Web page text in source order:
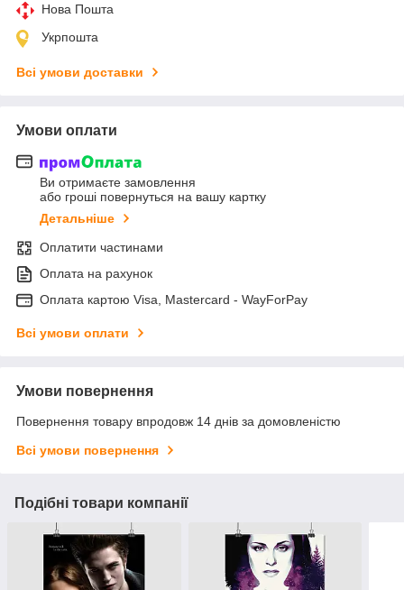
Нова Пошта
Укрпошта
Всі умови доставки
Умови оплати
Ви отримаєте замовлення
або гроші повернуться на вашу картку
Детальніше
Оплатити частинами
Оплата на рахунок
Оплата картою Visa, Mastercard - WayForPay
Всі умови оплати
Умови повернення
Повернення товару впродовж 14 днів за домовленістю
Всі умови повернення
Подібні товари компанії